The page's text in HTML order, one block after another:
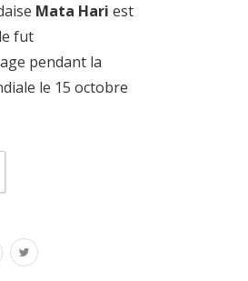
Mata Hari est
fut
pendant la
le 15 octobre